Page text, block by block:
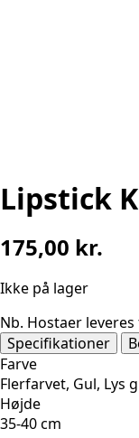
Lipstick
175,00 kr.
Ikke på lager
Nb. Hostaer
Specifikationer
Farve
Flerfarvet, Gul, Lys
Højde
35-40 cm